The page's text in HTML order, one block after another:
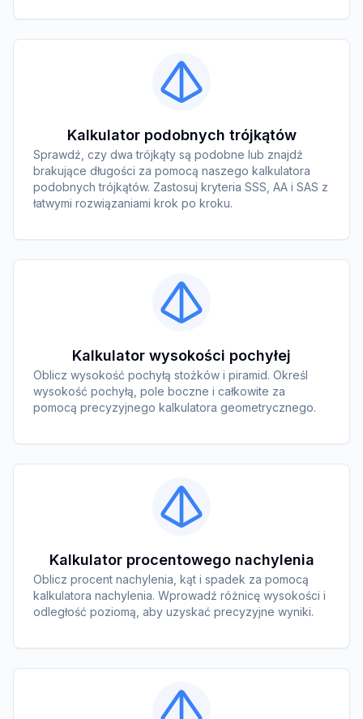
Kalkulator podobnych trójkątów
Sprawdź, czy dwa trójkąty są podobne lub znajdź
brakujące długości za pomocą naszego kalkulatora
podobnych trójkątów. Zastosuj kryteria SSS, AA i SAS z
łatwymi rozwiązaniami krok po kroku.
Kalkulator wysokości pochyłej
Oblicz wysokość pochyłą stożków i piramid. Określ
wysokość pochyłą, pole boczne i całkowite za
pomocą precyzyjnego kalkulatora geometrycznego.
Kalkulator procentowego nachylenia
Oblicz procent nachylenia, kąt i spadek za pomocą
kalkulatora nachylenia. Wprowadź różnicę wysokości i
odległość poziomą, aby uzyskać precyzyjne wyniki.